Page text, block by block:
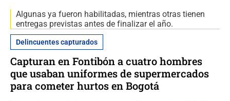
Algunas ya fueron habilitadas, mientras otras tienen
entregas previstas antes de finalizar el año.
Delincuentes capturados
Capturan en Fontibón a cuatro hombres
que usaban uniformes de supermercados
para cometer hurtos en Bogotá